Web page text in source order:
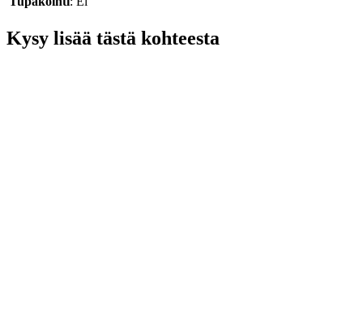
Kysy lisää tästä kohteesta